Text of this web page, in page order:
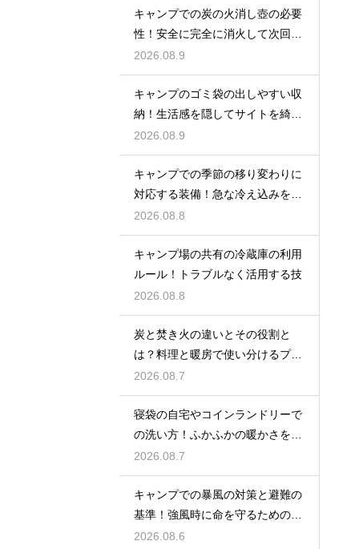
キャンプでの炭の火消し壺の必要
性！安全に完全に消火して次回も
再利用する
2026.08.9
キャンプのゴミ袋の出しやすい収
納！生活感を隠してサイトを綺麗
に保つ
2026.08.9
キャンプでの季節の移り変わりに
対応する装備！急な冷え込みを乗
り切る
2026.08.8
キャンプ場の共有の冷蔵庫の利用
ルール！トラブルなく活用する技
2026.08.8
炭と焚き火の違いとその役割と
は？料理と暖房で使い分けるプロ
の技
2026.08.7
寝袋の自宅やコインランドリーで
の洗い方！ふかふかの暖かさを復
活させる
2026.08.7
キャンプでの暴風の対策と避難の
基準！強風時に命を守るための行
動
2026.08.6